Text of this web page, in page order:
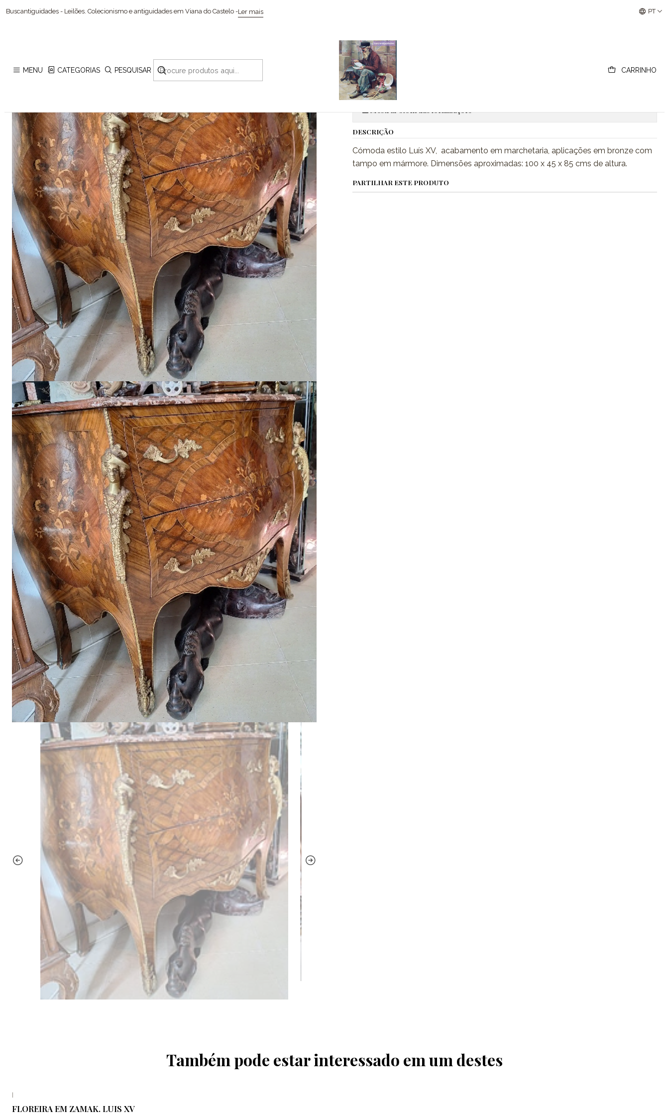
MENU CATEGORIAS PESQUISAR CARRINHO
Buscantiguidades - Leilões. Colecionismo e antiguidades em Viana do Castelo -Ler mais Buscantiguidades - Leilões Colecionismo e PT
|
Cómoda estilo Luís XV
Quantidade
Mostrar stock das localizações
DESCRIÇÃO
Cómoda estilo Luís XV, acabamento em marchetaria, aplicações em bronze com
tampo em mármore. Dimensões aproximadas: 100 x 45 x 85 cms de altura.
PARTILHAR ESTE PRODUTO
Também pode estar interessado em um destes
FLOREIRA EM ZAMAK. LUIS XV